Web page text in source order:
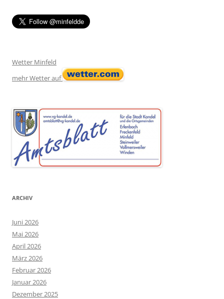
Wetter Minfeld
mehr Wetter auf
ARCHIV
Juni 2026
Mai 2026
April 2026
März 2026
Februar 2026
Januar 2026
Dezember 2025